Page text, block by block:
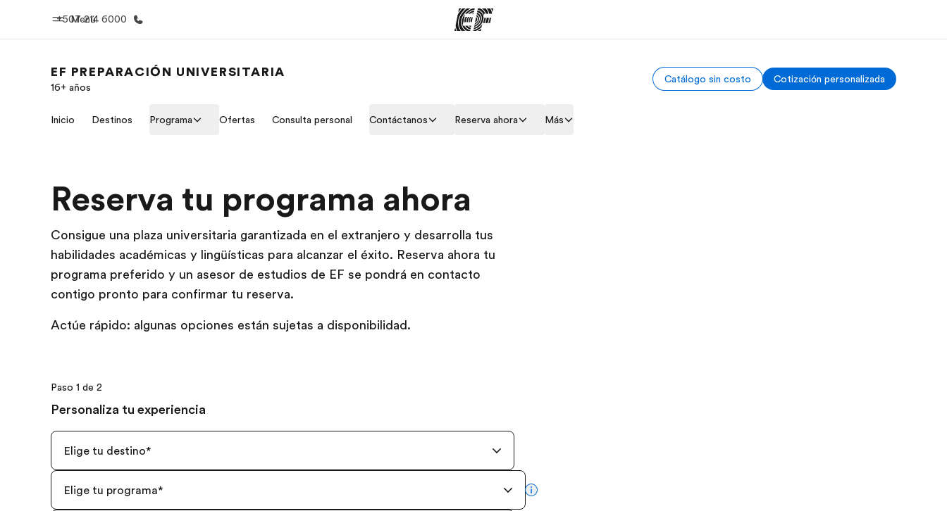
Menú
+507 214 6000
Bienvenido a EF Ver todo lo que hacemos Encuentra una oficina
EF PREPARACIÓN UNIVERSITARIA
16+ años
Catálogo sin costo Cotización personalizada
Inicio Destinos Programa Ofertas Consulta personal Contáctanos Reserva ahora Más
Reserva tu programa ahora
Consigue una plaza universitaria garantizada en el extranjero y desarrolla tus
habilidades académicas y lingüísticas para alcanzar el éxito. Reserva ahora tu
programa preferido y un asesor de estudios de EF se pondrá en contacto
contigo pronto para confirmar tu reserva.
Actúe rápido: algunas opciones están sujetas a disponibilidad.
Paso 1 de 2
Personaliza tu experiencia
Elige tu destino*
Elige tu programa* more info